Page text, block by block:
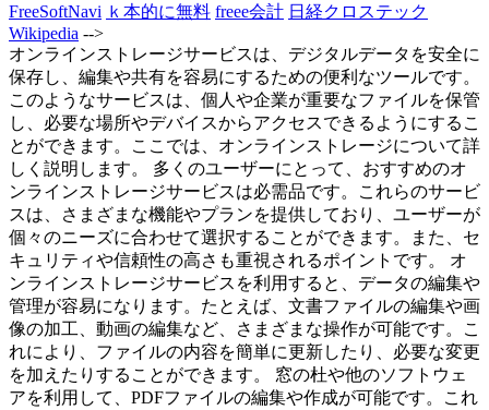
FreeSoftNavi ｋ本的に無料 freee会計 日経クロステック
Wikipedia -->
オンラインストレージサービスは、デジタルデータを安全に
保存し、編集や共有を容易にするための便利なツールです。
このようなサービスは、個人や企業が重要なファイルを保管
し、必要な場所やデバイスからアクセスできるようにするこ
とができます。ここでは、オンラインストレージについて詳
しく説明します。 多くのユーザーにとって、おすすめのオ
ンラインストレージサービスは必需品です。これらのサービ
スは、さまざまな機能やプランを提供しており、ユーザーが
個々のニーズに合わせて選択することができます。また、セ
キュリティや信頼性の高さも重視されるポイントです。 オ
ンラインストレージサービスを利用すると、データの編集や
管理が容易になります。たとえば、文書ファイルの編集や画
像の加工、動画の編集など、さまざまな操作が可能です。こ
れにより、ファイルの内容を簡単に更新したり、必要な変更
を加えたりすることができます。 窓の杜や他のソフトウェ
アを利用して、PDFファイルの編集や作成が可能です。これ